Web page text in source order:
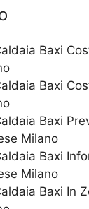
Baxi
Baxi
Baxi
Milano
Baxi
Milano
Baxi In